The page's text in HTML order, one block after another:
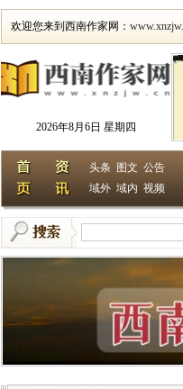
欢迎您来到西南作家网：
2026年8月6日 星期四
头条 图文 公告
域外 域内 视频